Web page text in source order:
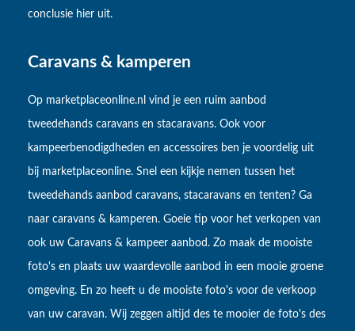
conclusie hier uit.
Caravans & kamperen
Op marketplaceonline.nl vind je een ruim aanbod
tweedehands caravans en stacaravans. Ook voor
kampeerbenodigdheden en accessoires ben je voordelig uit
bij marketplaceonline. Snel een kijkje nemen tussen het
tweedehands aanbod caravans, stacaravans en tenten? Ga
naar caravans & kamperen. Goeie tip voor het verkopen van
ook uw Caravans & kampeer aanbod. Zo maak de mooiste
foto's en plaats uw waardevolle aanbod in een mooie groene
omgeving. En zo heeft u de mooiste foto's voor de verkoop
van uw caravan. Wij zeggen altijd des te mooier de foto's des